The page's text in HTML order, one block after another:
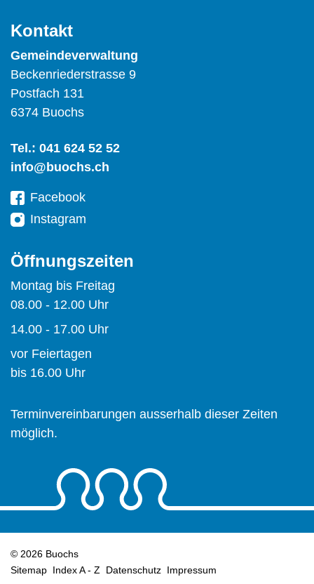
Kontakt
Gemeindeverwaltung
Beckenriederstrasse 9
Postfach 131
6374 Buochs
Tel.: 041 624 52 52
info@buochs.ch
Facebook
Instagram
Öffnungszeiten
Montag bis Freitag
08.00 - 12.00 Uhr
14.00 - 17.00 Uhr
vor Feiertagen
bis 16.00 Uhr
Terminvereinbarungen ausserhalb dieser Zeiten
möglich.
© 2026 Buochs
Sitemap Index A - Z Datenschutz Impressum